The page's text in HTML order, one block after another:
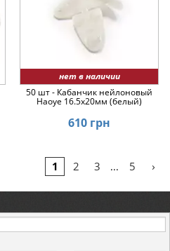
нет в наличии
50 шт - Кабанчик нейлоновый
Haoye 16.5x20мм (белый)
610 грн
1 2 3 ... 5 ›